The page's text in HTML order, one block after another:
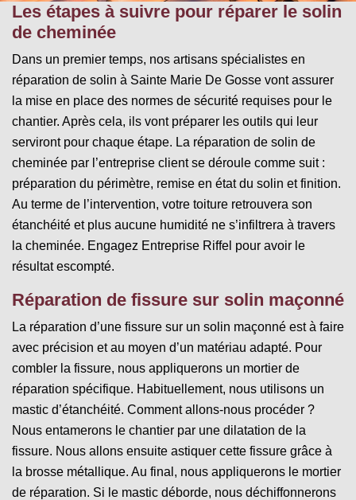
Les étapes à suivre pour réparer le solin
de cheminée
Dans un premier temps, nos artisans spécialistes en
réparation de solin à Sainte Marie De Gosse vont assurer
la mise en place des normes de sécurité requises pour le
chantier. Après cela, ils vont préparer les outils qui leur
serviront pour chaque étape. La réparation de solin de
cheminée par l’entreprise client se déroule comme suit :
préparation du périmètre, remise en état du solin et finition.
Au terme de l’intervention, votre toiture retrouvera son
étanchéité et plus aucune humidité ne s’infiltrera à travers
la cheminée. Engagez Entreprise Riffel pour avoir le
résultat escompté.
Réparation de fissure sur solin maçonné
La réparation d’une fissure sur un solin maçonné est à faire
avec précision et au moyen d’un matériau adapté. Pour
combler la fissure, nous appliquerons un mortier de
réparation spécifique. Habituellement, nous utilisons un
mastic d’étanchéité. Comment allons-nous procéder ?
Nous entamerons le chantier par une dilatation de la
fissure. Nous allons ensuite astiquer cette fissure grâce à
la brosse métallique. Au final, nous appliquerons le mortier
de réparation. Si le mastic déborde, nous déchiffonnerons